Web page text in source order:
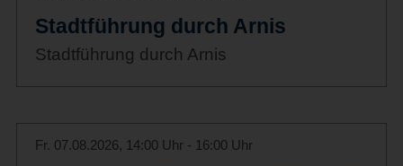
Stadtführung durch Arnis
Stadtführung durch Arnis
Fr. 07.08.2026, 14:00 Uhr - 16:00 Uhr